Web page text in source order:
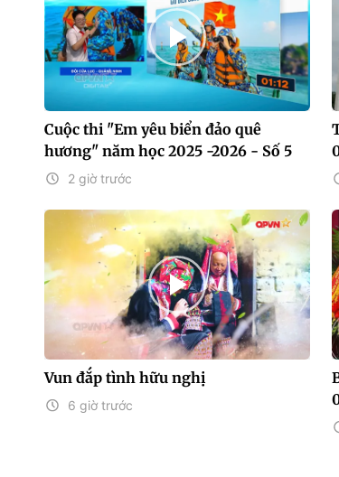
Cuộc thi "Em yêu biển đảo quê
hương" năm học 2025 -2026 - Số 5
2 giờ trước
Vun đắp tình hữu nghị
6 giờ trước